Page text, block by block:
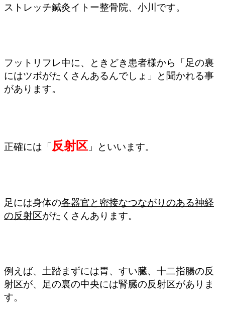
ストレッチ鍼灸イトー整骨院、小川です。
フットリフレ中に、ときどき患者様から「足の裏
にはツボがたくさんあるんでしょ」と聞かれる事
があります。
正確には「反射区 」といいます。
足には身体の各器官と密接なつながりのある神経
の反射区がたくさんあります。
例えば、土踏まずには胃、すい臓、十二指腸の反
射区が、足の裏の中央には腎臓の反射区がありま
す。